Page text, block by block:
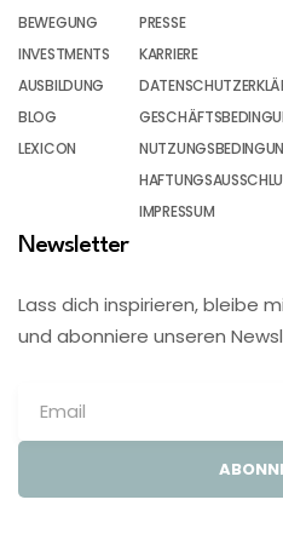
BEWEGUNG
INVESTMENTS
AUSBILDUNG
BLOG
LEXICON
PRESSE
KARRIERE
IMPRESSUM
Newsletter
Lass dich inspirieren, bleibe
und abonniere unseren